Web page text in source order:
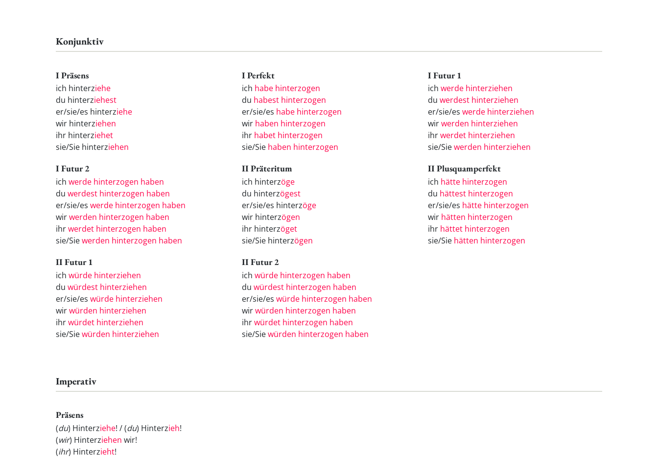
Konjunktiv
I Präsens
ich hinterziehe
du hinterziehest
er/sie/es hinterziehe
wir hinterziehen
ihr hinterziehet
sie/Sie hinterziehen
I Perfekt
ich habe hinterzogen
du habest hinterzogen
er/sie/es habe hinterzogen
wir haben hinterzogen
ihr habet hinterzogen
sie/Sie haben hinterzogen
I Futur 1
ich werde hinterziehen
du werdest hinterziehen
er/sie/es werde hinterziehen
wirwerden hinterziehen
ihrwerdet hinterziehen
sie/Siewerden hinterziehen
I Futur 2
ich werde hinterzogen haben
du werdest hinterzogen haben
er/sie/es werde hinterzogen haben
wirwerden hinterzogen haben
ihrwerdet hinterzogen haben
sie/Siewerden hinterzogen haben
II Präteritum
ich hinterzöge
du hinterzögest
er/sie/es hinterzöge
wir hinterzögen
ihr hinterzöget
sie/Sie hinterzögen
II Plusquamperfekt
ich hätte hinterzogen
du hättest hinterzogen
er/sie/es hätte hinterzogen
wir hätten hinterzogen
ihr hättet hinterzogen
sie/Sie hätten hinterzogen
II Futur 1
ich würde hinterziehen
du würdest hinterziehen
er/sie/es würde hinterziehen
wirwürden hinterziehen
ihrwürdet hinterziehen
sie/Siewürden hinterziehen
II Futur 2
ich würde hinterzogen haben
du würdest hinterzogen haben
er/sie/es würde hinterzogen haben
wirwürden hinterzogen haben
ihrwürdet hinterzogen haben
sie/Siewürden hinterzogen haben
Imperativ
Präsens
(du) Hinterziehe! / (du) Hinterzieh!
(wir) Hinterziehen wir!
(ihr) Hinterzieht!